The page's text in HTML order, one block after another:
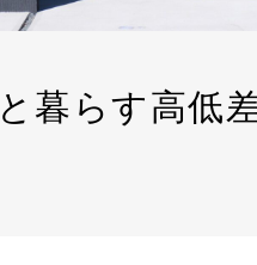
暮らす高低